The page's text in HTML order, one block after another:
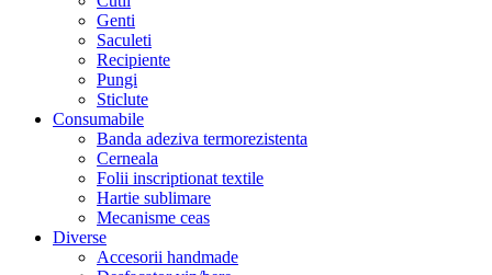
Genti
Saculeti
Recipiente
Pungi
Sticlute
Consumabile
Banda adeziva termorezistenta
Cerneala
Folii inscriptionat textile
Hartie sublimare
Mecanisme ceas
Diverse
Accesorii handmade